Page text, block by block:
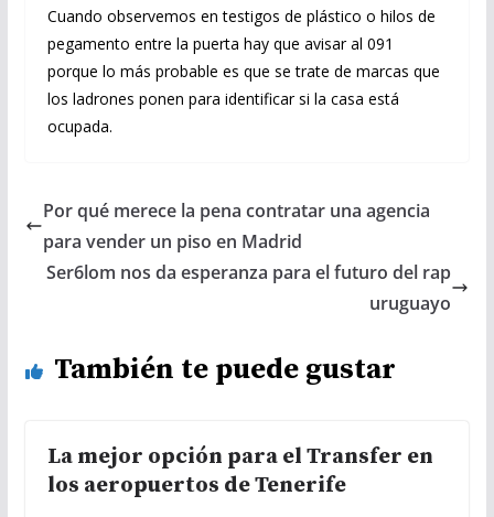
Cuando observemos en testigos de plástico o hilos de
pegamento entre la puerta hay que avisar al 091
porque lo más probable es que se trate de marcas que
los ladrones ponen para identificar si la casa está
ocupada.
Por qué merece la pena contratar una agencia
para vender un piso en Madrid
Ser6lom nos da esperanza para el futuro del rap
uruguayo
También te puede gustar
La mejor opción para el Transfer en
los aeropuertos de Tenerife